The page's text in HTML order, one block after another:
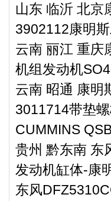
山东 临沂 北京
3902112康明
云南 丽江 重庆
机组发动机
云南 昭通 康明
3011714带垫
CUMMINS
贵州 黔东南 东
发动机缸体-康
东风